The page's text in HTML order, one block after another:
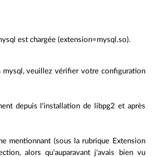
est chargée (extension=mysql.so).
mysql, veuillez vérifier votre configuration
depuis l'installation de libpg2 et après
mentionnant (sous la rubrique Extension
alors qu'auparavant j'avais bien vu